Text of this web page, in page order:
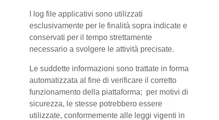
I log file applicativi sono utilizzati
esclusivamente per le finalità sopra indicate e
conservati per il tempo strettamente
necessario a svolgere le attività precisate.
Le suddette informazioni sono trattate in forma
automatizzata al fine di verificare il corretto
funzionamento della piattaforma; per motivi di
sicurezza, le stesse potrebbero essere
utilizzate, conformemente alle leggi vigenti in